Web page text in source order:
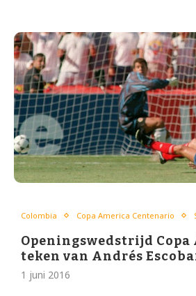
Colombia Copa America Centenario
Openingswedstrijd
teken van Andrés
1 juni 2016